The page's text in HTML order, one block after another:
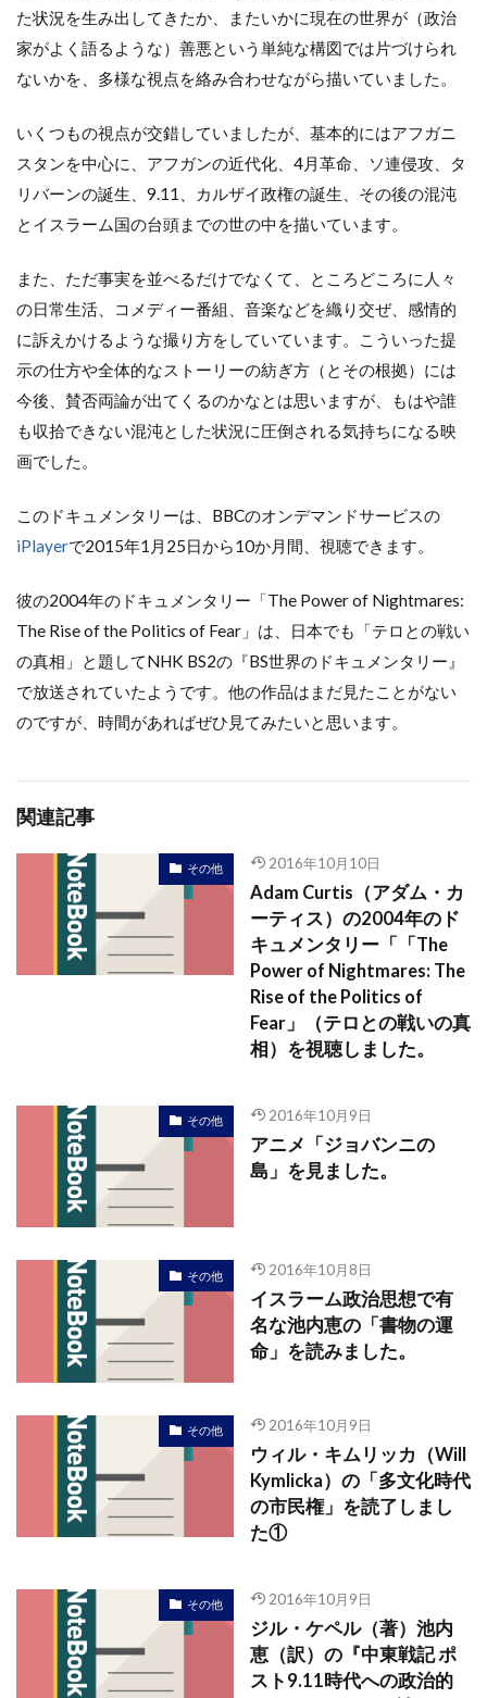
た状況を生み出してきたか、またいかに現在の世界が（政治
家がよく語るような）善悪という単純な構図では片づけられ
ないかを、多様な視点を絡み合わせながら描いていました。
いくつもの視点が交錯していましたが、基本的にはアフガニ
スタンを中心に、アフガンの近代化、4月革命、ソ連侵攻、タ
リバーンの誕生、9.11、カルザイ政権の誕生、その後の混沌
とイスラーム国の台頭までの世の中を描いています。
また、ただ事実を並べるだけでなくて、ところどころに人々
の日常生活、コメディー番組、音楽などを織り交ぜ、感情的
に訴えかけるような撮り方をしていています。こういった提
示の仕方や全体的なストーリーの紡ぎ方（とその根拠）には
今後、賛否両論が出てくるのかなとは思いますが、もはや誰
も収拾できない混沌とした状況に圧倒される気持ちになる映
画でした。
このドキュメンタリーは、BBCのオンデマンドサービスの
iPlayerで2015年1月25日から10か月間、視聴できます。
彼の2004年のドキュメンタリー「The Power of Nightmares:
The Rise of the Politics of Fear」は、日本でも「テロとの戦い
の真相」と題してNHK BS2の『BS世界のドキュメンタリー』
で放送されていたようです。他の作品はまだ見たことがない
のですが、時間があればぜひ見てみたいと思います。
関連記事
その他 2016年10月10日
Adam Curtis（アダム・カ
ーティス）の2004年のド
キュメンタリー「「The
Power of Nightmares: The
Rise of the Politics of
Fear」（テロとの戦いの真
相）を視聴しました。
その他 2016年10月9日
アニメ「ジョバンニの
島」を見ました。
その他 2016年10月8日
イスラーム政治思想で有
名な池内恵の「書物の運
命」を読みました。
その他 2016年10月9日
ウィル・キムリッカ（Will
Kymlicka）の「多文化時代
の市民権」を読了しまし
た①
その他 2016年10月9日
ジル・ケペル（著）池内
恵（訳）の『中東戦記 ポ
スト9.11時代への政治的